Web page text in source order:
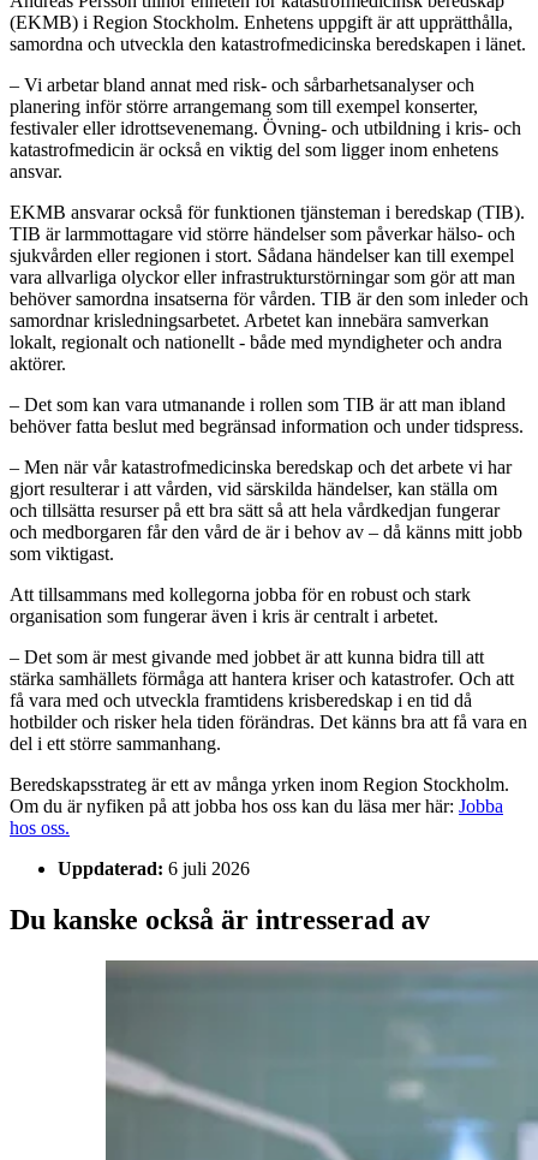
(EKMB) i Region Stockholm. Enhetens uppgift är att upprätthålla,
samordna och utveckla den katastrofmedicinska beredskapen i länet.
– Vi arbetar bland annat med risk- och sårbarhetsanalyser och
planering inför större arrangemang som till exempel konserter,
festivaler eller idrottsevenemang. Övning- och utbildning i kris- och
katastrofmedicin är också en viktig del som ligger inom enhetens
ansvar.
EKMB ansvarar också för funktionen tjänsteman i beredskap (TIB).
TIB är larmmottagare vid större händelser som påverkar hälso- och
sjukvården eller regionen i stort. Sådana händelser kan till exempel
vara allvarliga olyckor eller infrastrukturstörningar som gör att man
behöver samordna insatserna för vården. TIB är den som inleder och
samordnar krisledningsarbetet. Arbetet kan innebära samverkan
lokalt, regionalt och nationellt - både med myndigheter och andra
aktörer.
– Det som kan vara utmanande i rollen som TIB är att man ibland
behöver fatta beslut med begränsad information och under tidspress.
– Men när vår katastrofmedicinska beredskap och det arbete vi har
gjort resulterar i att vården, vid särskilda händelser, kan ställa om
och tillsätta resurser på ett bra sätt så att hela vårdkedjan fungerar
och medborgaren får den vård de är i behov av – då känns mitt jobb
som viktigast.
Att tillsammans med kollegorna jobba för en robust och stark
organisation som fungerar även i kris är centralt i arbetet.
– Det som är mest givande med jobbet är att kunna bidra till att
stärka samhällets förmåga att hantera kriser och katastrofer. Och att
få vara med och utveckla framtidens krisberedskap i en tid då
hotbilder och risker hela tiden förändras. Det känns bra att få vara en
del i ett större sammanhang.
Beredskapsstrateg är ett av många yrken inom Region Stockholm.
Om du är nyfiken på att jobba hos oss kan du läsa mer här: Jobba
hos oss.
Uppdaterad: 6 juli 2026
Du kanske också är intresserad av